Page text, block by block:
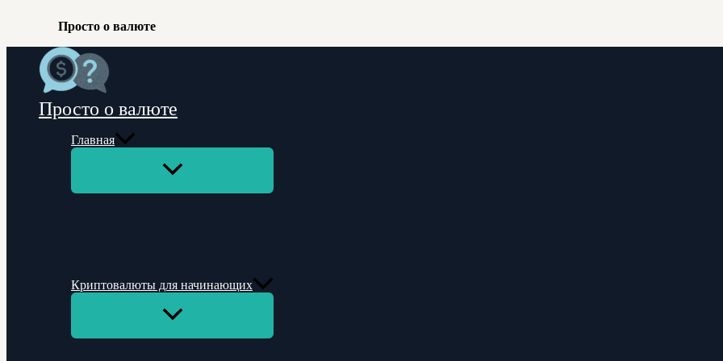
Просто о валюте
Перейти
содержимому
Просто о валюте
Главная
Переключатель
Криптовалюты для начинающих
Переключатель